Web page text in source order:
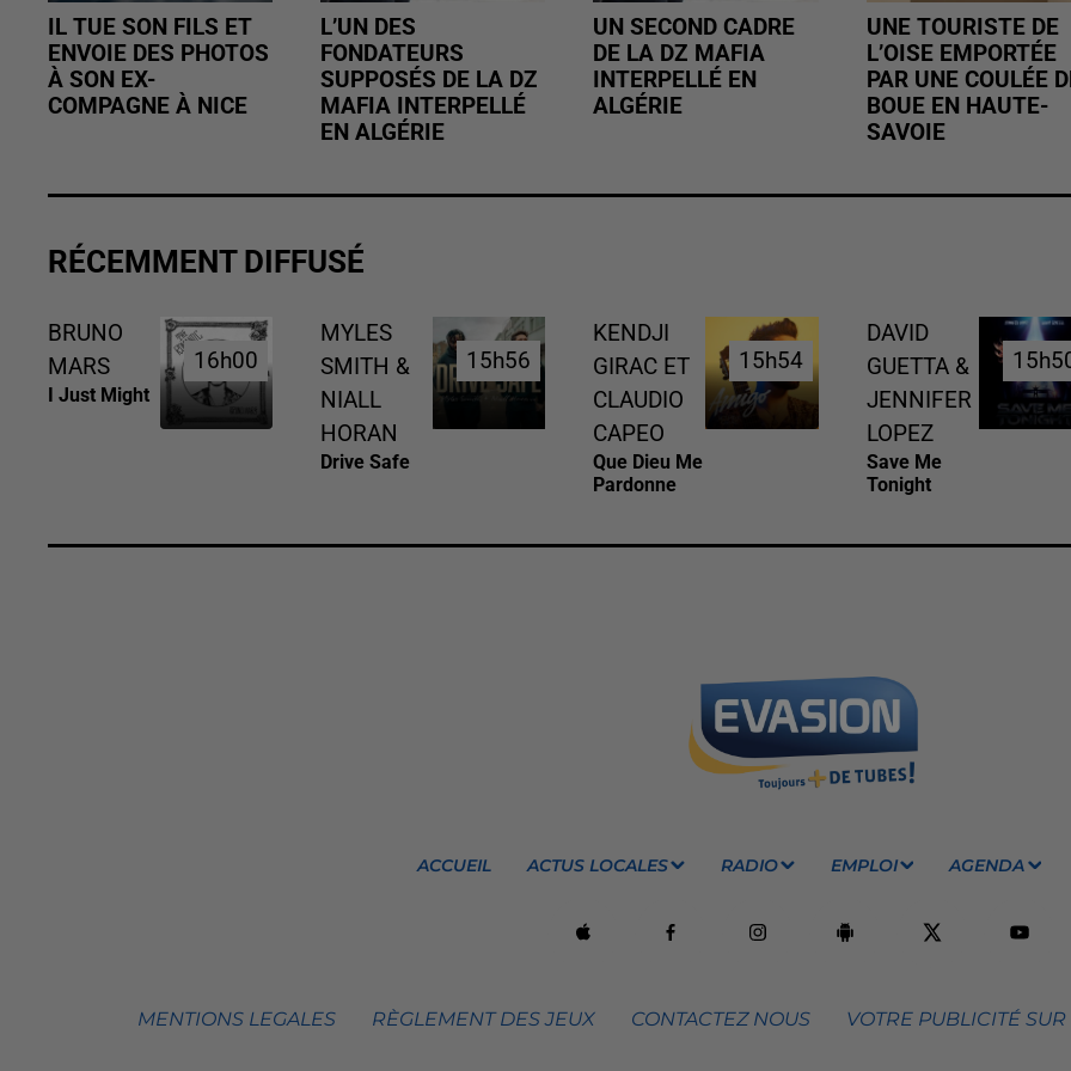
IL TUE SON FILS ET
ENVOIE DES PHOTOS
À SON EX-
COMPAGNE À NICE
L’UN DES
FONDATEURS
SUPPOSÉS DE LA DZ
MAFIA INTERPELLÉ
EN ALGÉRIE
UN SECOND CADRE
DE LA DZ MAFIA
INTERPELLÉ EN
ALGÉRIE
UNE TOURISTE DE
L’OISE EMPORTÉE
PAR UNE COULÉE
BOUE EN HAUTE-
SAVOIE
RÉCEMMENT DIFFUSÉ
BRUNO
MARS
I Just Might
16h00
16h00
MYLES
SMITH &
NIALL
HORAN
Drive Safe
15h56
15h56
KENDJI
GIRAC ET
CLAUDIO
CAPEO
Que Dieu Me
Pardonne
15h54
15h54
DAVID
GUETTA &
JENNIFER
LOPEZ
Save Me
Tonight
ACCUEIL ACTUS LOCALES RADIO EMPLOI AGENDA
MENTIONS LEGALES RÈGLEMENT DES JEUX CONTACTEZ NOUS VOTRE PUBLICITÉ